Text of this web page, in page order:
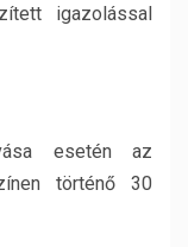
igazolással
esetén az
történő 30